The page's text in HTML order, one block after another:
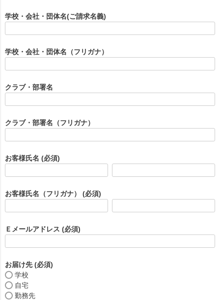
学校・会社・団体名(ご請求名義)
学校・会社・団体名（フリガナ）
クラブ・部署名
クラブ・部署名（フリガナ）
お客様氏名 (必須)
お客様氏名（フリガナ） (必須)
Ｅメールアドレス (必須)
お届け先 (必須)
学校
自宅
勤務先